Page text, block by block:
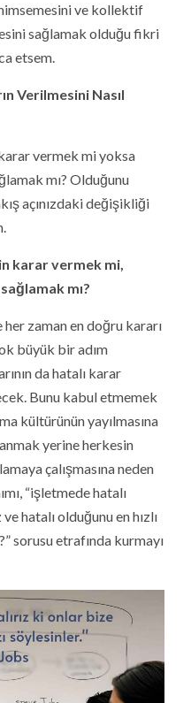
ve kollektif
sağlamak olduğu fikri
etsem.
Verilmesini Nasıl
vermek mi yoksa
mı? Olduğunu
açınızdaki değişikliği
karar vermek mi,
mı?
her zaman en doğru kararı
büyük bir adım
da hatalı karar
Bunu kabul etmemek
kültürünün yayılmasına
yerine herkesin
çalışmasına neden
“işletmede hatalı
hatalı olduğunu en hızlı
sorusu etrafında kurmayı